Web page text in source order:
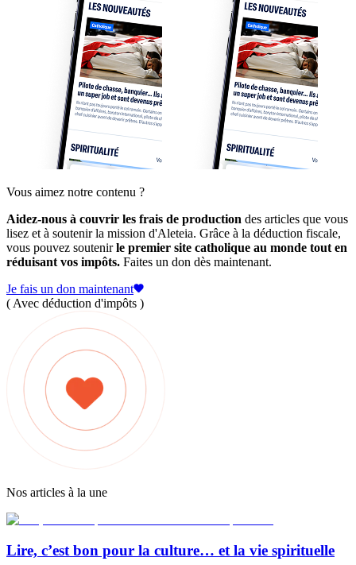
Vous aimez notre contenu ?
Aidez-nous à couvrir les frais de production des articles que vous
lisez et à soutenir la mission d'Aleteia. Grâce à la déduction fiscale,
vous pouvez soutenirle premier site catholique au monde tout en
réduisant vos impôts. Faites un don dès maintenant.
Je fais un don maintenant
( Avec déduction d'impôts )
Nos articles à la une
Lire, c’est bon pour la culture… et la vie spirituelle